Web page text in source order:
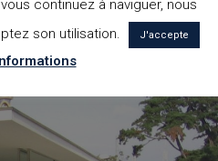
continuez à naviguer, nous
son utilisation.
J'accepte